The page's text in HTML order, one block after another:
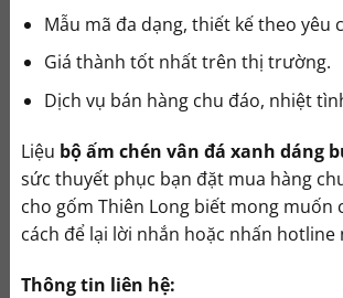
Mẫu mã đa dạng, thiết kế theo yêu
Giá thành tốt nhất trên thị trường.
Dịch vụ bán hàng chu đáo, nhiệt
Liệu bộ ấm chén vân đá xanh dáng
sức thuyết phục bạn đặt mua hàng
cho gốm Thiên Long biết mong muốn
cách để lại lời nhắn hoặc nhấn hotline
Thông tin liên hệ: